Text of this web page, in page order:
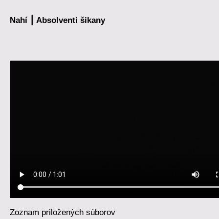
Nahí ⎮ Absolventi šikany
Zoznam priložených súborov